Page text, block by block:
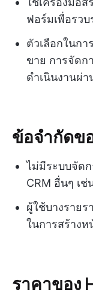
ฟอร์มเพื่อรว
ตัวเลือกในก
ขาย การจัดก
ดำเนินงานผ่
ข้อจำกัดข
ไม่มีระบบจัด
CRM อื่นๆ เช่
ผู้ใช้บางราย
ในการสร้าง
ราคาของ